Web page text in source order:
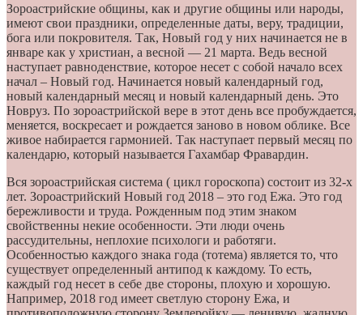
Зороастрийские общины, как и другие общины или народы,
имеют свои праздники, определенные даты, веру, традиции,
бога или покровителя. Так, Новый год у них начинается не в
январе как у христиан, а весной — 21 марта. Ведь весной
наступает равноденствие, которое несет с собой начало всех
начал – Новый год. Начинается новый календарный год,
новый календарный месяц и новый календарный день. Это
Новруз. По зороастрийской вере в этот день все пробуждается,
меняется, воскресает и рождается заново в новом облике. Все
живое набирается гармонией. Так наступает первый месяц по
календарю, который называется Гахамбар Фравардин.
Вся зороастрийская система ( цикл гороскопа) состоит из 32-х
лет. Зороастрийский Новый год 2018 – это год Ежа. Это год
бережливости и труда. Рожденным под этим знаком
свойственны некие особенности. Эти люди очень
рассудительны, неплохие психологи и работяги.
Особенностью каждого знака года (тотема) является то, что
существует определенный антипод к каждому. То есть,
каждый год несет в себе две стороны, плохую и хорошую.
Например, 2018 год имеет светлую сторону Ежа, и